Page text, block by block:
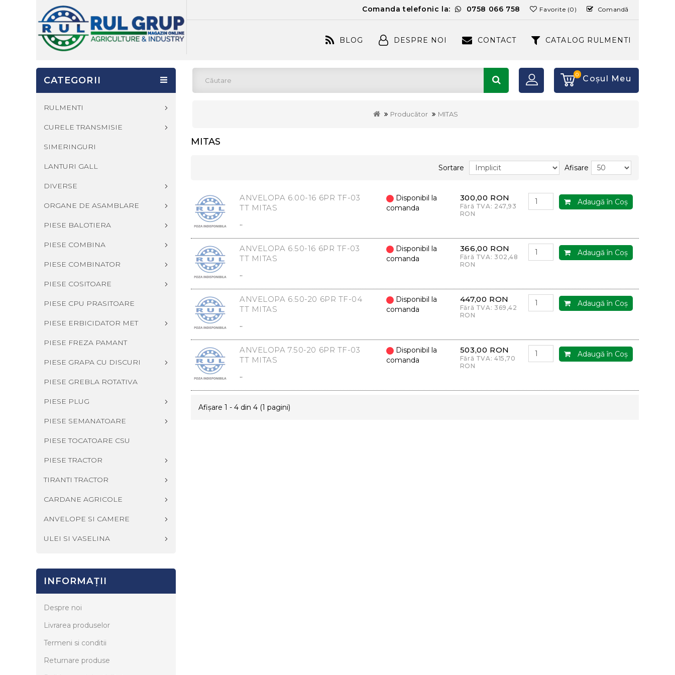
Comanda telefonic la: 0758 066 758 Favorite (0) Comandă
BLOG DESPRE NOI CONTACT CATALOG RULMENTI
0 Coşul Meu
Producător MITAS
CATEGORII
RULMENTI
CURELE TRANSMISIE
SIMERINGURI
LANTURI GALL
DIVERSE
ORGANE DE ASAMBLARE
PIESE BALOTIERA
PIESE COMBINA
PIESE COMBINATOR
PIESE COSITOARE
PIESE CPU PRASITOARE
PIESE ERBICIDATOR MET
PIESE FREZA PAMANT
PIESE GRAPA CU DISCURI
PIESE GREBLA ROTATIVA
PIESE PLUG
PIESE SEMANATOARE
PIESE TOCATOARE CSU
PIESE TRACTOR
TIRANTI TRACTOR
CARDANE AGRICOLE
ANVELOPE SI CAMERE
ULEI SI VASELINA
INFORMAŢII
Despre noi
Livrarea produselor
Termeni si conditii
Returnare produse
MITAS
Sortare Afisare
ANVELOPA 6.00-16 6PR TF-03
TT MITAS
..
Disponibil la
comanda
300,00 RON
Fără TVA: 247,93
RON
Adaugă în Coş
ANVELOPA 6.50-16 6PR TF-03
TT MITAS
..
Disponibil la
comanda
366,00 RON
Fără TVA: 302,48
RON
Adaugă în Coş
ANVELOPA 6.50-20 6PR TF-04
TT MITAS
..
Disponibil la
comanda
447,00 RON
Fără TVA: 369,42
RON
Adaugă în Coş
ANVELOPA 7.50-20 6PR TF-03
TT MITAS
..
Disponibil la
comanda
503,00 RON
Fără TVA: 415,70
RON
Adaugă în Coş
Afişare 1 - 4 din 4 (1 pagini)